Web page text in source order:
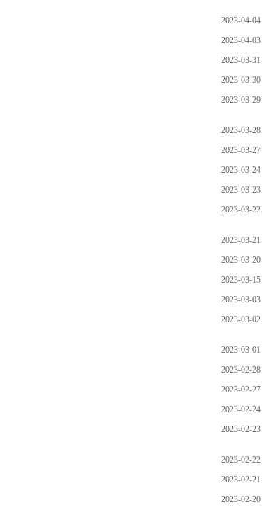
2023-04-04
2023-04-03
2023-03-31
2023-03-30
2023-03-29
2023-03-28
2023-03-27
2023-03-24
2023-03-23
2023-03-22
2023-03-21
2023-03-20
2023-03-15
2023-03-03
2023-03-02
2023-03-01
2023-02-28
2023-02-27
2023-02-24
2023-02-23
2023-02-22
2023-02-21
2023-02-20